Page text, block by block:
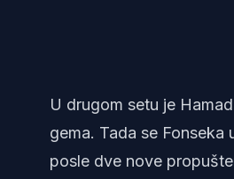
U drugom setu je
gema. Tada se
posle dve nove